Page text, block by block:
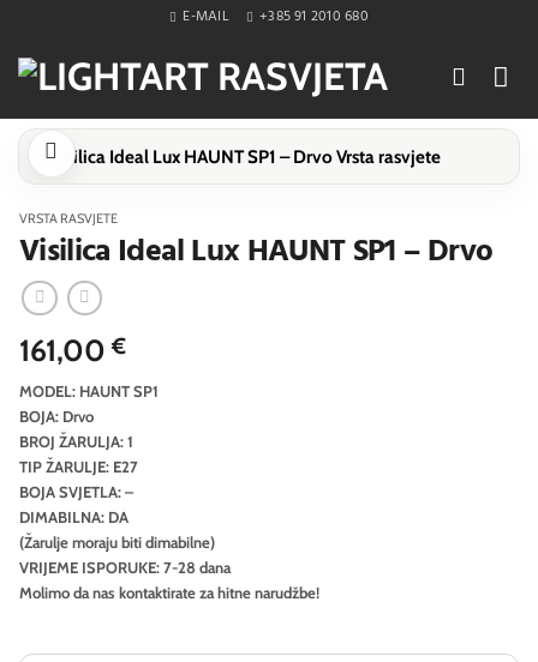
content
E-MAIL +385 91 2010 680
VRSTA RASVJETE
Visilica Ideal Lux HAUNT SP1 – Drvo
161,00€
MODEL: HAUNT SP1
BOJA: Drvo
BROJ ŽARULJA: 1
TIP ŽARULJE: E27
BOJA SVJETLA: –
DIMABILNA: DA
(Žarulje moraju biti dimabilne)
VRIJEME ISPORUKE: 7-28 dana
Molimo da nas kontaktirate za hitne narudžbe!